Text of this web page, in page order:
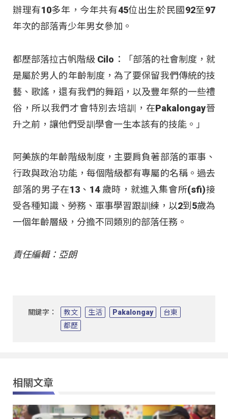
辦理有10多年，今年共有45位出生於民國92至97
年次的部落青少年男女參加。
都歷部落拉古帆階級 Cilo：「部落的社會制度，就
是屬於男人的年齡制度，為了要保留我們傳統的技
藝、歌謠，還有我們的舞蹈，以及豐年祭的一些禮
俗，所以我們才會特別去培訓，在Pakalongay晉
升之前，讓他們受訓學會一生本該有的技能。」
阿美族的年齡階級制度，主要肩負著部落的軍事、
行政與政治功能，每個階級都有專屬的名稱。過去
部落的男子在13、14 歲時，就進入集會所(sfi)接
受各種知識、勞務、軍事學習跟訓練，以2到5歲為
一個年齡層級，分擔不同類別的部落任務。
責任編輯：亞朗
關鍵字： 教文 生活 Pakalongay
台東
都歷
相關文章